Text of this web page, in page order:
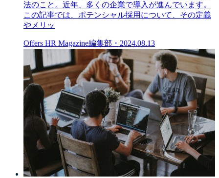
法のこと。近年、多くの企業で導入が進んでいます。
この記事では、ポテンシャル採用について、その定義
やメリッ
Offers HR Magazine編集部 ・ 2024.08.13